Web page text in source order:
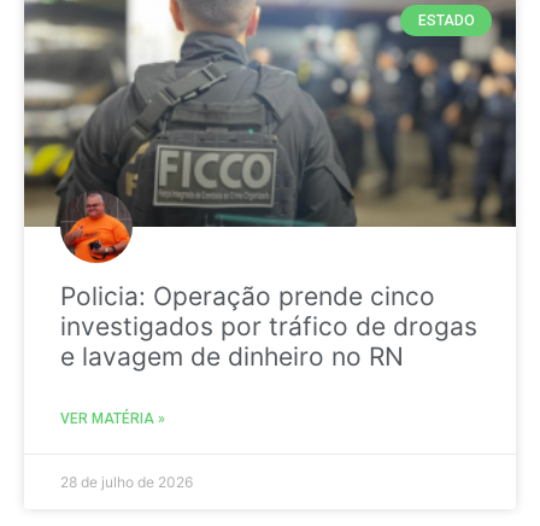
ESTADO
Policia: Operação prende cinco
investigados por tráfico de drogas
e lavagem de dinheiro no RN
VER MATÉRIA »
28 de julho de 2026